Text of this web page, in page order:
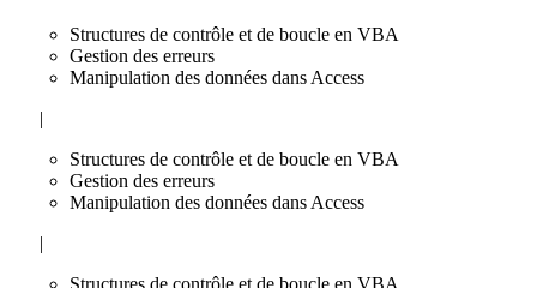
Structures de contrôle et de boucle en VBA
Gestion des erreurs
Manipulation des données dans Access
|
Structures de contrôle et de boucle en VBA
Gestion des erreurs
Manipulation des données dans Access
|
Structures de contrôle et de boucle en VBA